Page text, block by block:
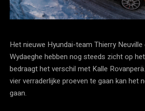
Het nieuwe Hyundai-team Thierry Neuville
Wydaeghe hebben nog steeds zicht op
bedraagt het verschil met Kalle
vier verraderlijke proeven te gaan kan het
gaan.